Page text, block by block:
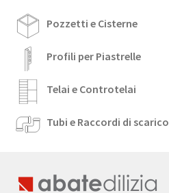
Pozzetti e Cisterne
Profili per Piastrelle
Telai e Controtelai
Tubi e Raccordi di scarico